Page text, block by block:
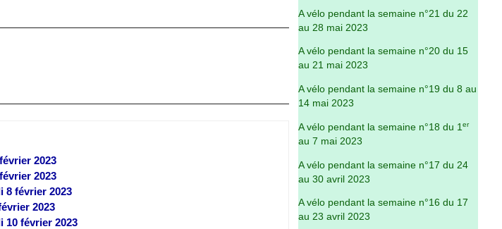
2023
2023
8 février 2023
2023
10 février 2023
A vélo pendant la semaine n°21 du 22
au 28 mai 2023
A vélo pendant la semaine n°20 du 15
au 21 mai 2023
A vélo pendant la semaine n°19 du 8 au
14 mai 2023
A vélo pendant la semaine n°18 du 1er
au 7 mai 2023
A vélo pendant la semaine n°17 du 24
au 30 avril 2023
A vélo pendant la semaine n°16 du 17
au 23 avril 2023